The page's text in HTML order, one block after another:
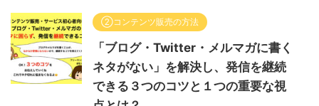
②コンテンツ販売の方法
「ブログ・Twitter・メルマガに書く
ネタがない」を解決し、発信を継続
できる３つのコツと１つの重要な視